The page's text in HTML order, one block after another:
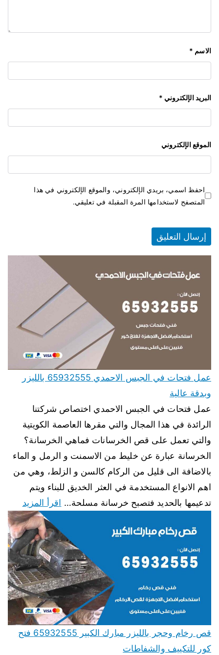
الاسم *
البريد الإلكتروني *
الموقع الإلكتروني
احفظ اسمي، بريدي الإلكتروني، والموقع الإلكتروني في هذا
المتصفح لاستخدامها المرة المقبلة في تعليقي.
عمل فتحات في الجبس الاحمدي 65932555 بالليزر
وبدقة عالية
عمل فتحات في الجبس الاحمدي اختصاص شركتنا
الرائدة في هذا المجال والتي مقرها العاصمة الكويتية
والتي تعمل على قص الخرسانات فماهي الخرسانة؟
الخرسانة عبارة عن خليط من الاسمنت و الرمل و الماء
بالاضافة الى قليل من الركام كالسن و الزلط، وهي من
اهم الانواع المستخدمة في العثر الخديق للبناء ويتم
تدعيمها بالحديد فتصبح خرسانة مسلحة… اقرأ المزيد
قص رخام وحجر بالليزر مبارك الكبير 65932555 فتح
كور للتكييف والشفاطات